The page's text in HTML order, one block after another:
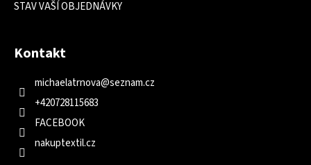
STAV VAŠÍ OBJEDNÁVKY
Kontakt
michaelatrnova@seznam.cz
+420728115683
FACEBOOK
nakuptextil.cz